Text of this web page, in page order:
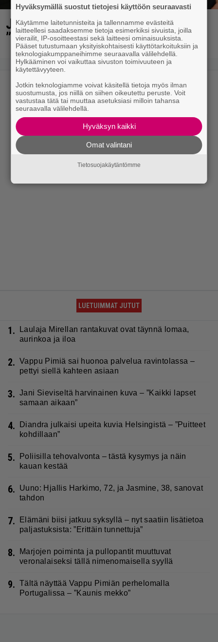
Jani Sieviseltä harvinainen kuva –
”Kaikki lapset samaan aikaan”
LUETUIMMAT JUTUT
1.
Laulaja Mirellan rantakuvat ovat täynnä lomaa,
aurinkoa ja iloa
2. Vappu Pimiä sai huonoa palvelua ravintolassa –
pettyi siellä kahteen asiaan
3. Jani Sieviseltä harvinainen kuva – ”Kaikki lapset
samaan aikaan”
4.
Diandra julkaisi upeita kuvia Helsingistä – ”Puitteet
kohdillaan”
5.
Poliisilla tehovalvonta – tästä kysymys ja näin
kauan kestää
6.
Uuno: Hjallis Harkimo, 72, ja Jasmine, 38, sanovat
tahdon
7.
Elämäni biisi jatkuu syksyllä – nyt saatiin lisätietoa
paljastuksista: ”Erittäin tunnettuja”
8.
Marjojen poiminta ja pullopantit muuttuvat
veronalaiseksi tällä nimenomaisella syyllä
9. Tältä näyttää Vappu Pimiän perhelomalla
Portugalissa – ”Kaunis mekko”
Hyväksymällä suostut tietojesi käyttöön seuraavasti
Käytämme laitetunnisteita ja tallennamme evästeitä
laitteellesi saadaksemme tietoja esimerkiksi sivuista, joilla
vierailit, IP-osoitteestasi sekä laitteesi ominaisuuksista.
Pääset tutustumaan yksityiskohtaisesti käyttötarkoituksiin ja
teknologiakumppaneihimme seuraavalla välilehdellä.
Hylkääminen voi vaikuttaa sivuston toimivuuteen ja
käytettävyyteen.
Jotkin teknologiamme voivat käsitellä tietoja myös ilman
suostumusta, jos niillä on siihen oikeutettu peruste. Voit
vastustaa tätä tai muuttaa asetuksiasi milloin tahansa
seuraavalla välilehdellä.
Hyväksyn kaikki
Omat valintani
Tietosuojakäytäntömme